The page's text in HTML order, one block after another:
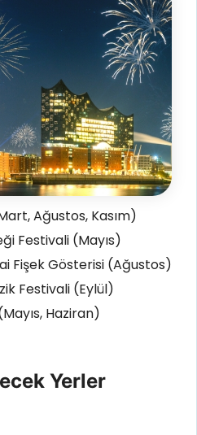
Ağustos, Kasım)
Festivali (Mayıs)
Fişek Gösterisi (Ağustos)
Festivali (Eylül)
Haziran)
Yerler